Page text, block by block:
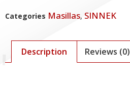
Categories Masillas, SINNEK
Description Reviews (0)